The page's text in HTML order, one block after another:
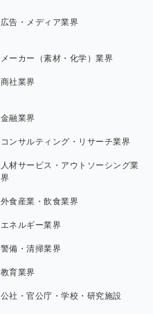
広告・メディア業界
メーカー（素材・化学）業界
商社業界
金融業界
コンサルティング・リサーチ業界
人材サービス・アウトソーシング業
界
外食産業・飲食業界
エネルギー業界
警備・清掃業界
教育業界
公社・官公庁・学校・研究施設